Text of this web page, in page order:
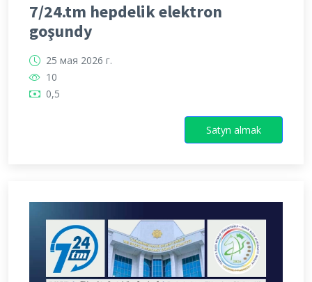
7/24.tm hepdelik elektron
goşundy
25 мая 2026 г.
10
0,5
Satyn almak